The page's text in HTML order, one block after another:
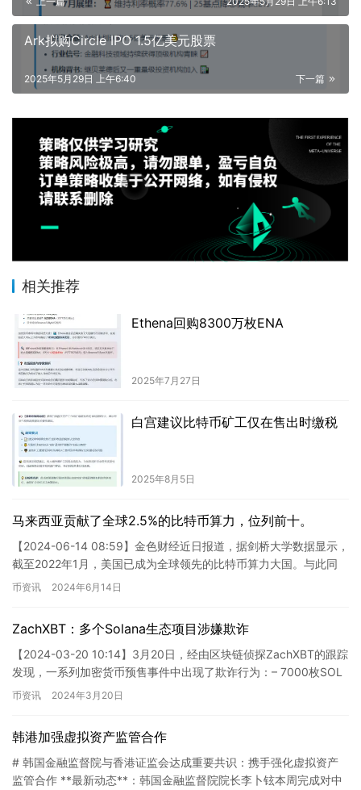
Ark拟购Circle IPO 1.5亿美元股票
下一篇
2025年5月29日 上午6:40
相关推荐
Ethena回购8300万枚ENA
2025年7月27日
白宫建议比特币矿工仅在售出时缴税
2025年8月5日
马来西亚贡献了全球2.5%的比特币算力，位列前十。
【2024-06-14 08:59】金色财经近日报道，据剑桥大学数据显示，
截至2022年1月，美国已成为全球领先的比特币算力大国。与此同
时，东南亚地区的比特币挖矿活动也持续上升。据…
币资讯 2024年6月14日
ZachXBT：多个Solana生态项目涉嫌欺诈
【2024-03-20 10:14】3月20日，经由区块链侦探ZachXBT的跟踪
发现，一系列加密货币预售事件中出现了欺诈行为：– 7000枚SOL
被转至@Sartos…
币资讯 2024年3月20日
韩港加强虚拟资产监管合作
# 韩国金融监督院与香港证监会达成重要共识：携手强化虚拟资产
监管合作 **最新动态**：韩国金融监督院院长李卜铉本周完成对中